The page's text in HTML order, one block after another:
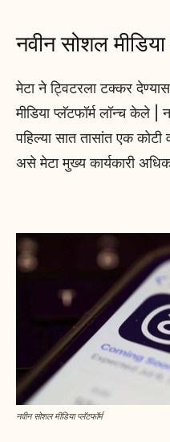
नवीन सोशल
मेटा ने ट्विटरला टक्कर
मीडिया प्लॅटफॉर्म लॉन्च केले |
पहिल्या सात तासांत एक
असे मेटा मुख्य कार्यकारी
नवीन सोशल मीडिया प्लॅटफॉर्म